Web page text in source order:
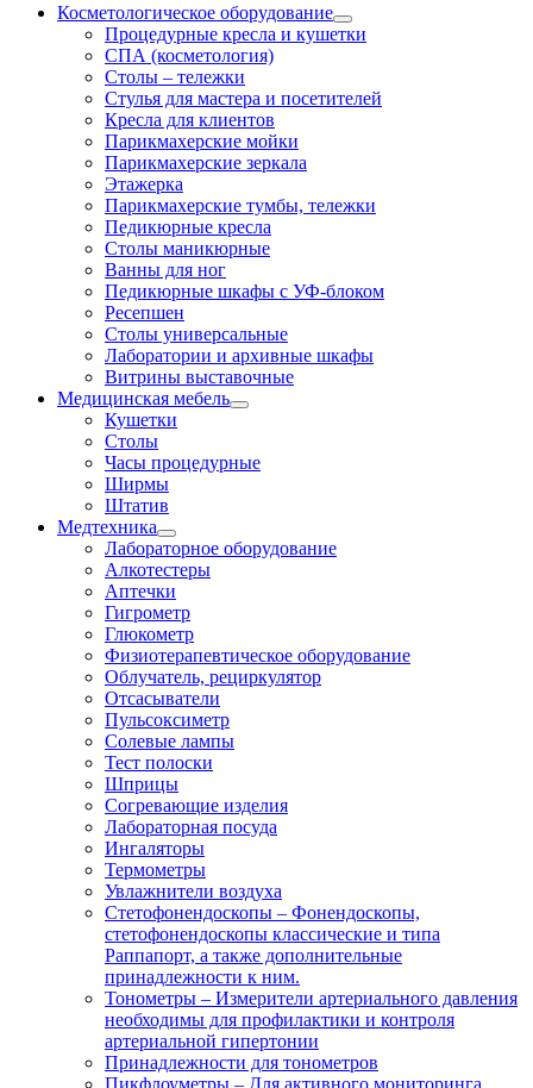
Косметологическое оборудование
Процедурные кресла и кушетки
СПА (косметология)
Столы – тележки
Стулья для мастера и посетителей
Кресла для клиентов
Парикмахерские мойки
Парикмахерские зеркала
Этажерка
Парикмахерские тумбы, тележки
Педикюрные кресла
Столы маникюрные
Ванны для ног
Педикюрные шкафы с УФ-блоком
Ресепшен
Столы универсальные
Лаборатории и архивные шкафы
Витрины выставочные
Медицинская мебель
Кушетки
Столы
Часы процедурные
Ширмы
Штатив
Медтехника
Лабораторное оборудование
Алкотестеры
Аптечки
Гигрометр
Глюкометр
Физиотерапевтическое оборудование
Облучатель, рециркулятор
Отсасыватели
Пульсоксиметр
Солевые лампы
Тест полоски
Шприцы
Согревающие изделия
Лабораторная посуда
Ингаляторы
Термометры
Увлажнители воздуха
Стетофонендоскопы – Фонендоскопы,
стетофонендоскопы классические и типа
Раппапорт, а также дополнительные
принадлежности к ним.
Тонометры – Измерители артериального давления
необходимы для профилактики и контроля
артериальной гипертонии
Принадлежности для тонометров
Пикфлоуметры – Для активного мониторинга